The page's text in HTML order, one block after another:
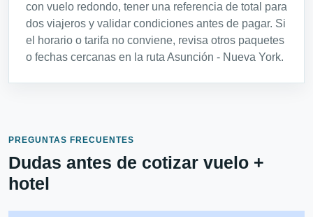
con vuelo redondo, tener una referencia de total para
dos viajeros y validar condiciones antes de pagar. Si
el horario o tarifa no conviene, revisa otros paquetes
o fechas cercanas en la ruta Asunción - Nueva York.
PREGUNTAS FRECUENTES
Dudas antes de cotizar vuelo +
hotel